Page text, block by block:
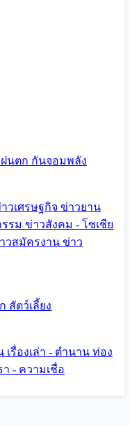
นตก กันจอมพลัง
วเศรษฐกิจ ข่าวยาน
รม ข่าวสังคม - โซเชีย
วสมัครงาน ข่าว
สัตว์เลี้ยง
เรื่องเล่า - ตำนาน ท่อง
- ความเชื่อ